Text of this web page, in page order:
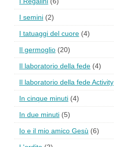
I semini (2)
I tatuaggi del cuore (4)
Il germoglio (20)
Il laboratorio della fede (4)
Il laboratorio della fede Activity
In cinque minuti (4)
In due minuti (5)
Io e il mio amico Gesù (6)